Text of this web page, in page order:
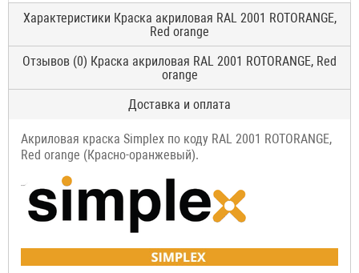
Характеристики Краска акриловая RAL 2001 ROTORANGE,
Red orange
Отзывов (0) Краска акриловая RAL 2001 ROTORANGE, Red
orange
Доставка и оплата
Акриловая краска Simplex по коду RAL 2001 ROTORANGE,
Red orange (Красно-оранжевый).